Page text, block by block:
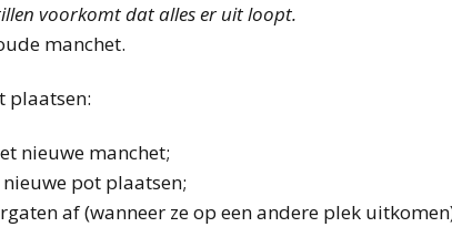
voorkomt dat alles er uit loopt.
manchet.
plaatsen:
nieuwe manchet;
pot plaatsen;
af (wanneer ze op een andere plek